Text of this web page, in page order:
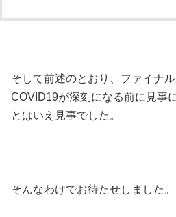
そして前述のとおり、ファイナル
COVID19が深刻になる前に見事
とはいえ見事でした。
そんなわけでお待たせしました。